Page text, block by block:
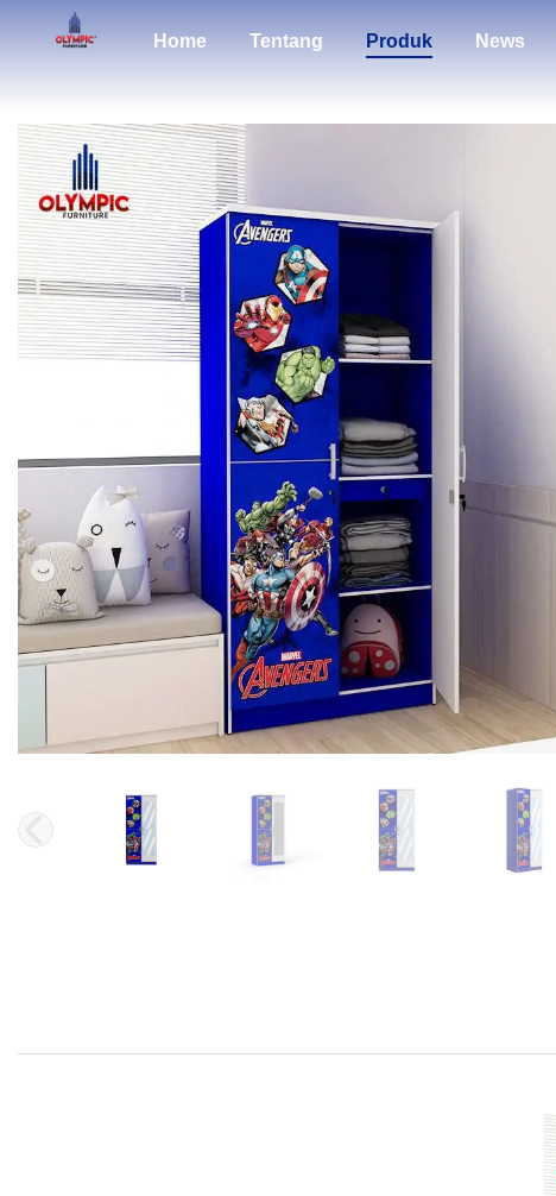
Home Tentang Produk News